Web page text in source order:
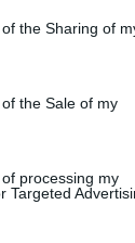
or usage
to Google and its
specified
the Sharing of
the Sale of my
processing my
Targeted